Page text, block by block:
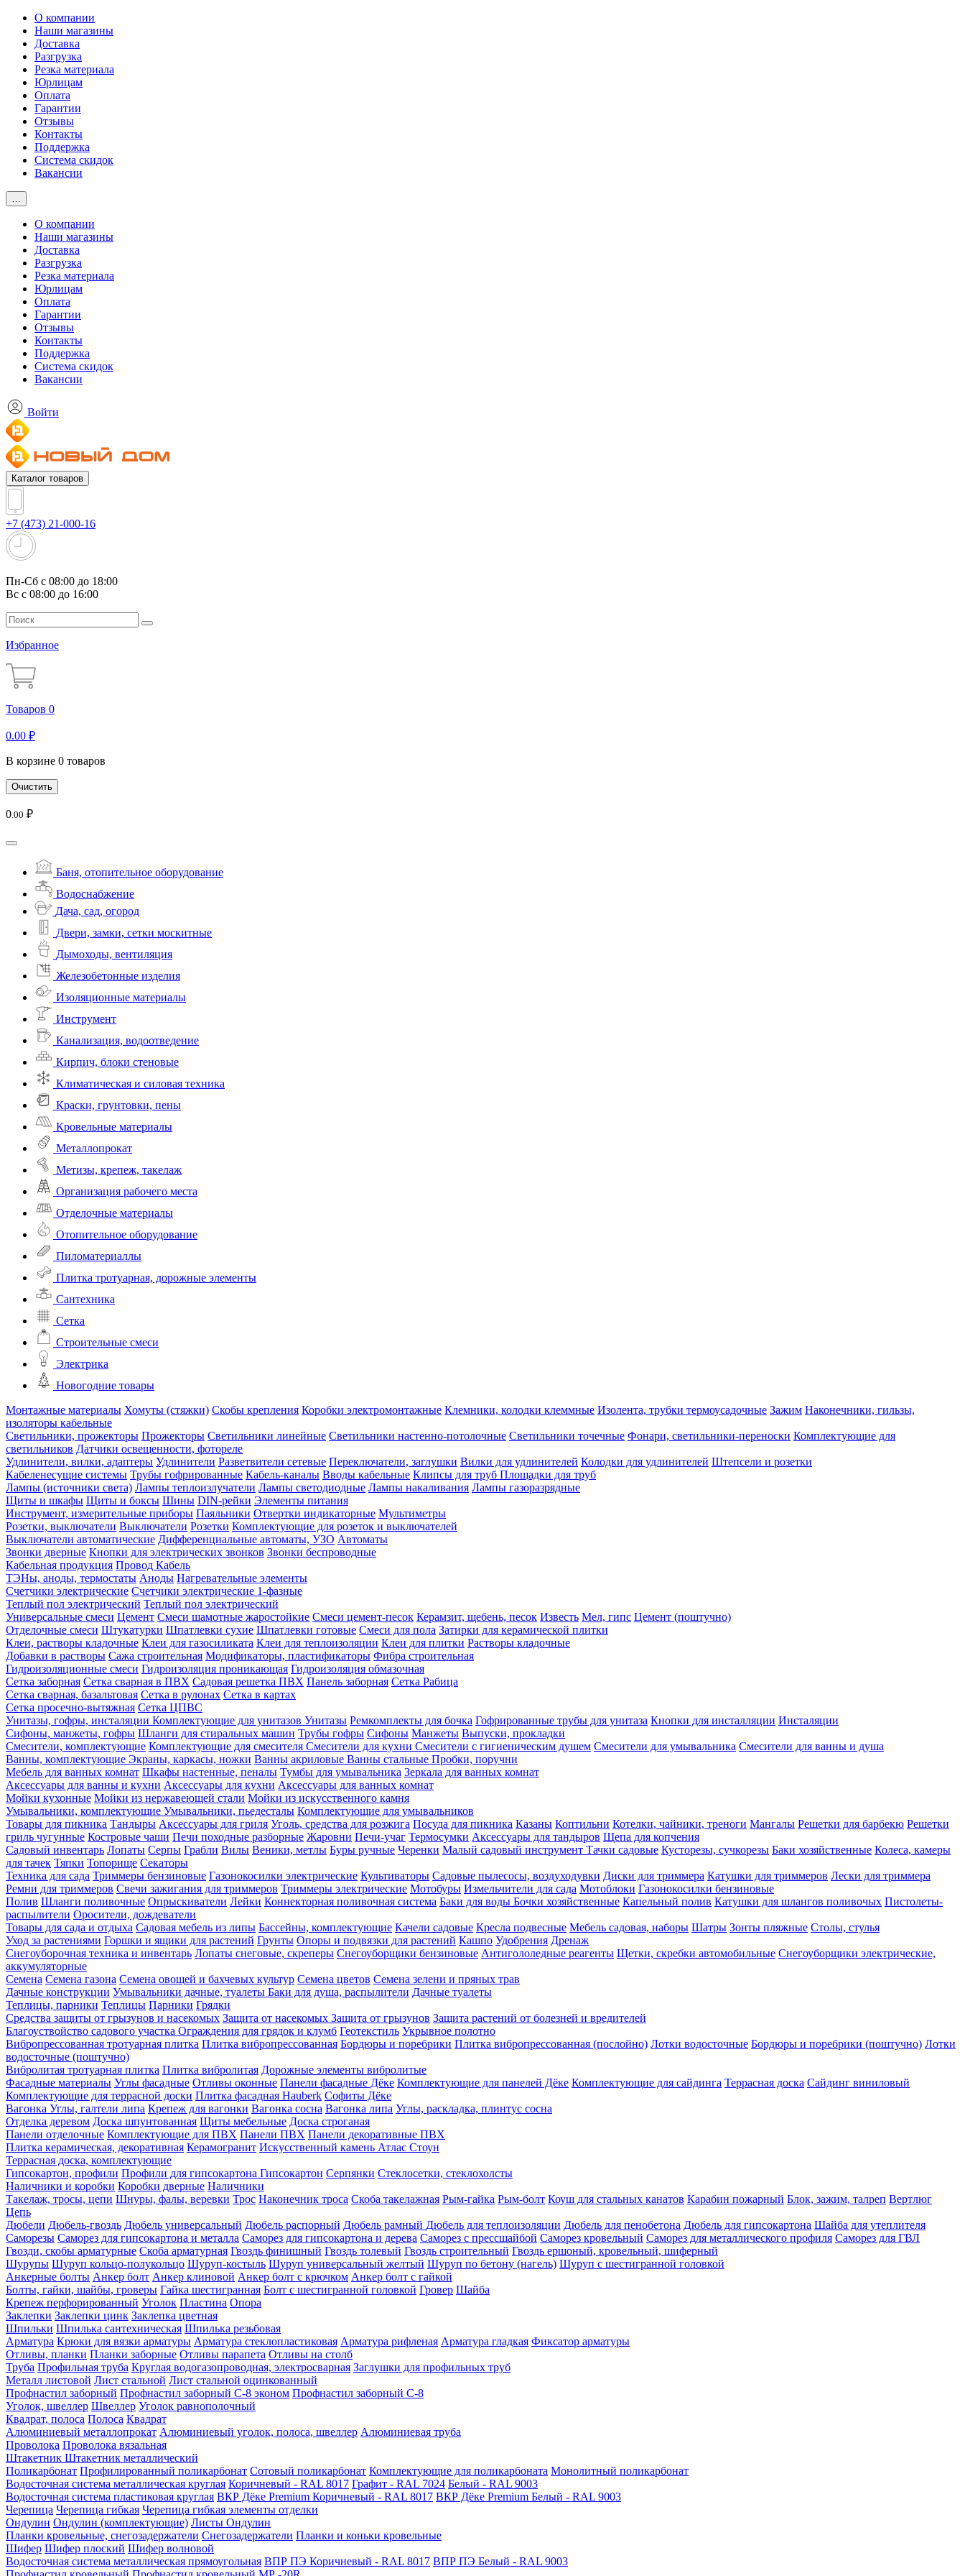
О компании
Наши магазины
Доставка
Разгрузка
Резка материала
Юрлицам
Оплата
Гарантии
Отзывы
Контакты
Поддержка
Система скидок
Вакансии
…
О компании
Наши магазины
Доставка
Разгрузка
Резка материала
Юрлицам
Оплата
Гарантии
Отзывы
Контакты
Поддержка
Система скидок
Вакансии
Войти
Каталог товаров
+7 (473) 21-000-16
Пн-Сб с 08:00 до 18:00
Вс с 08:00 до 16:00
Избранное
Товаров 0
0.00 ₽
В корзине 0 товаров
Очистить
0 .00 ₽
Баня, отопительное оборудование
Водоснабжение
Дача, сад, огород
Двери, замки, сетки москитные
Дымоходы, вентиляция
Железобетонные изделия
Изоляционные материалы
Инструмент
Канализация, водоотведение
Кирпич, блоки стеновые
Климатическая и силовая техника
Краски, грунтовки, пены
Кровельные материалы
Металлопрокат
Метизы, крепеж, такелаж
Организация рабочего места
Отделочные материалы
Отопительное оборудование
Пиломатериаллы
Плитка тротуарная, дорожные элементы
Сантехника
Сетка
Строительные смеси
Электрика
Новогодние товары
Монтажные материалы Хомуты (стяжки) Скобы крепления Коробки электромонтажные Клемники, колодки клеммные Изолента, трубки термоусадочные Зажим Наконечники, гильзы,
изоляторы кабельные
Светильники, прожекторы Прожекторы Светильники линейные Светильники настенно-потолочные Светильники точечные Фонари, светильники-переноски Комплектующие для
светильников Датчики освещенности, фотореле
Удлинители, вилки, адаптеры Удлинители Разветвители сетевые Переключатели, заглушки Вилки для удлинителей Колодки для удлинителей Штепсели и розетки
Кабеленесущие системы Трубы гофрированные Кабель-каналы Вводы кабельные Клипсы для труб Площадки для труб
Лампы (источники света) Лампы теплоизлучатели Лампы светодиодные Лампы накаливания Лампы газоразрядные
Щиты и шкафы Щиты и боксы Шины DIN-рейки Элементы питания
Инструмент, измерительные приборы Паяльники Отвертки индикаторные Мультиметры
Розетки, выключатели Выключатели Розетки Комплектующие для розеток и выключателей
Выключатели автоматические Дифференциальные автоматы, УЗО Автоматы
Звонки дверные Кнопки для электрических звонков Звонки беспроводные
Кабельная продукция Провод Кабель
ТЭНы, аноды, термостаты Аноды Нагревательные элементы
Счетчики электрические Счетчики электрические 1-фазные
Теплый пол электрический Теплый пол электрический
Универсальные смеси Цемент Смеси шамотные жаростойкие Смеси цемент-песок Керамзит, щебень, песок Известь Мел, гипс Цемент (поштучно)
Отделочные смеси Штукатурки Шпатлевки сухие Шпатлевки готовые Смеси для пола Затирки для керамической плитки
Клеи, растворы кладочные Клеи для газосиликата Клеи для теплоизоляции Клеи для плитки Растворы кладочные
Добавки в растворы Сажа строительная Модификаторы, пластификаторы Фибра строительная
Гидроизоляционные смеси Гидроизоляция проникающая Гидроизоляция обмазочная
Сетка заборная Сетка сварная в ПВХ Садовая решетка ПВХ Панель заборная Сетка Рабица
Сетка сварная, базальтовая Сетка в рулонах Сетка в картах
Сетка просечно-вытяжная Сетка ЦПВС
Унитазы, гофры, инсталяции Комплектующие для унитазов Унитазы Ремкомплекты для бочка Гофрированные трубы для унитаза Кнопки для инсталляции Инсталяции
Сифоны, манжеты, гофры Шланги для стиральных машин Трубы гофры Сифоны Манжеты Выпуски, прокладки
Смесители, комплектующие Комплектующие для смесителя Смесители для кухни Смесители с гигиеническим душем Смесители для умывальника Смесители для ванны и душа
Ванны, комплектующие Экраны, каркасы, ножки Ванны акриловые Ванны стальные Пробки, поручни
Мебель для ванных комнат Шкафы настенные, пеналы Тумбы для умывальника Зеркала для ванных комнат
Аксессуары для ванны и кухни Аксессуары для кухни Аксессуары для ванных комнат
Мойки кухонные Мойки из нержавеющей стали Мойки из искусственного камня
Умывальники, комплектующие Умывальники, пьедесталы Комплектующие для умывальников
Товары для пикника Тандыры Аксессуары для гриля Уголь, средства для розжига Посуда для пикника Казаны Коптильни Котелки, чайники, треноги Мангалы Решетки для барбекю Решетки
гриль чугунные Костровые чаши Печи походные разборные Жаровни Печи-учаг Термосумки Аксессуары для тандыров Щепа для копчения
Садовый инвентарь Лопаты Серпы Грабли Вилы Веники, метлы Буры ручные Черенки Малый садовый инструмент Тачки садовые Кусторезы, сучкорезы Баки хозяйственные Колеса, камеры
для тачек Тяпки Топорище Секаторы
Техника для сада Триммеры бензиновые Газонокосилки электрические Культиваторы Садовые пылесосы, воздуходувки Диски для триммера Катушки для триммеров Лески для триммера
Ремни для триммеров Свечи зажигания для триммеров Триммеры электрические Мотобуры Измельчители для сада Мотоблоки Газонокосилки бензиновые
Полив Шланги поливочные Опрыскиватели Лейки Коннекторная поливочная система Баки для воды Бочки хозяйственные Капельный полив Катушки для шлангов поливочых Пистолеты-
распылители Оросители, дождеватели
Товары для сада и отдыха Садовая мебель из липы Бассейны, комплектующие Качели садовые Кресла подвесные Мебель садовая, наборы Шатры Зонты пляжные Столы, стулья
Уход за растениями Горшки и ящики для растений Грунты Опоры и подвязки для растений Кашпо Удобрения Дренаж
Снегоуборочная техника и инвентарь Лопаты снеговые, скреперы Снегоуборщики бензиновые Антигололедные реагенты Щетки, скребки автомобильные Снегоуборщики электрические,
аккумуляторные
Семена Семена газона Семена овощей и бахчевых культур Семена цветов Семена зелени и пряных трав
Дачные конструкции Умывальники дачные, туалеты Баки для душа, распылители Дачные туалеты
Теплицы, парники Теплицы Парники Грядки
Средства защиты от грызунов и насекомых Защита от насекомых Защита от грызунов Защита растений от болезней и вредителей
Благоуствойство садового участка Ограждения для грядок и клумб Геотекстиль Укрывное полотно
Вибропрессованная тротуарная плитка Плитка вибропрессованная Бордюры и поребрики Плитка вибропрессованная (послойно) Лотки водосточные Бордюры и поребрики (поштучно) Лотки
водосточные (поштучно)
Вибролитая тротуарная плитка Плитка вибролитая Дорожные элементы вибролитые
Фасадные материалы Углы фасадные Отливы оконные Панели фасадные Дёке Комплектующие для панелей Дёке Комплектующие для сайдинга Террасная доска Сайдинг виниловый
Комплектующие для террасной доски Плитка фасадная Hauberk Софиты Дёке
Вагонка Углы, галтели липа Крепеж для вагонки Вагонка сосна Вагонка липа Углы, раскладка, плинтус сосна
Отделка деревом Доска шпунтованная Щиты мебельные Доска строганая
Панели отделочные Комплектующие для ПВХ Панели ПВХ Панели декоративные ПВХ
Плитка керамическая, декоративная Керамогранит Искусственный камень Атлас Стоун
Террасная доска, комплектующие
Гипсокартон, профили Профили для гипсокартона Гипсокартон Серпянки Стеклосетки, стеклохолсты
Наличники и коробки Коробки дверные Наличники
Такелаж, тросы, цепи Шнуры, фалы, веревки Трос Наконечник троса Скоба такелажная Рым-гайка Рым-болт Коуш для стальных канатов Карабин пожарный Блок, зажим, талреп Вертлюг
Цепь
Дюбели Дюбель-гвоздь Дюбель универсальный Дюбель распорный Дюбель рамный Дюбель для теплоизоляции Дюбель для пенобетона Дюбель для гипсокартона Шайба для утеплителя
Саморезы Саморез для гипсокартона и металла Саморез для гипсокартона и дерева Саморез с прессшайбой Саморез кровельный Саморез для металлического профиля Саморез для ГВЛ
Гвозди, скобы арматурные Скоба арматурная Гвоздь финишный Гвоздь толевый Гвоздь строительный Гвоздь ершоный, кровельный, шиферный
Шурупы Шуруп кольцо-полукольцо Шуруп-костыль Шуруп универсальный желтый Шуруп по бетону (нагель) Шуруп с шестигранной головкой
Анкерные болты Анкер болт Анкер клиновой Анкер болт с крючком Анкер болт с гайкой
Болты, гайки, шайбы, гроверы Гайка шестигранная Болт c шестигранной головкой Гровер Шайба
Крепеж перфорированный Уголок Пластина Опора
Заклепки Заклепки цинк Заклепка цветная
Шпильки Шпилька сантехническая Шпилька резьбовая
Арматура Крюки для вязки арматуры Арматура стеклопластиковая Арматура рифленая Арматура гладкая Фиксатор арматуры
Отливы, планки Планки заборные Отливы парапета Отливы на столб
Труба Профильная труба Круглая водогазопроводная, электросварная Заглушки для профильных труб
Металл листовой Лист стальной Лист стальной оцинкованный
Профнастил заборный Профнастил заборный С-8 эконом Профнастил заборный С-8
Уголок, швеллер Швеллер Уголок равнополочный
Квадрат, полоса Полоса Квадрат
Алюминиевый металлопрокат Алюминиевый уголок, полоса, швеллер Алюминиевая труба
Проволока Проволока вязальная
Штакетник Штакетник металлический
Поликарбонат Профилированный поликарбонат Сотовый поликарбонат Комплектующие для поликарбоната Монолитный поликарбонат
Водосточная система металлическая круглая Коричневый - RAL 8017 Графит - RAL 7024 Белый - RAL 9003
Водосточная система пластиковая круглая ВКР Дёке Premium Коричневый - RAL 8017 ВКР Дёке Premium Белый - RAL 9003
Черепица Черепица гибкая Черепица гибкая элементы отделки
Ондулин Ондулин (комплектующие) Листы Ондулин
Планки кровельные, снегозадержатели Снегозадержатели Планки и коньки кровельные
Шифер Шифер плоский Шифер волновой
Водосточная система металлическая прямоугольная ВПР ПЭ Коричневый - RAL 8017 ВПР ПЭ Белый - RAL 9003